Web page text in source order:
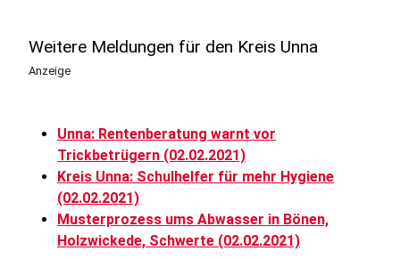
Weitere Meldungen für den Kreis Unna
Anzeige
Unna: Rentenberatung warnt vor
Trickbetrügern (02.02.2021)
Kreis Unna: Schulhelfer für mehr Hygiene
(02.02.2021)
Musterprozess ums Abwasser in Bönen,
Holzwickede, Schwerte (02.02.2021)